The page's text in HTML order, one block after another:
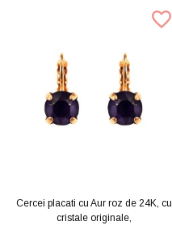
Cercei placati cu Aur roz de 24K, cu
cristale originale,